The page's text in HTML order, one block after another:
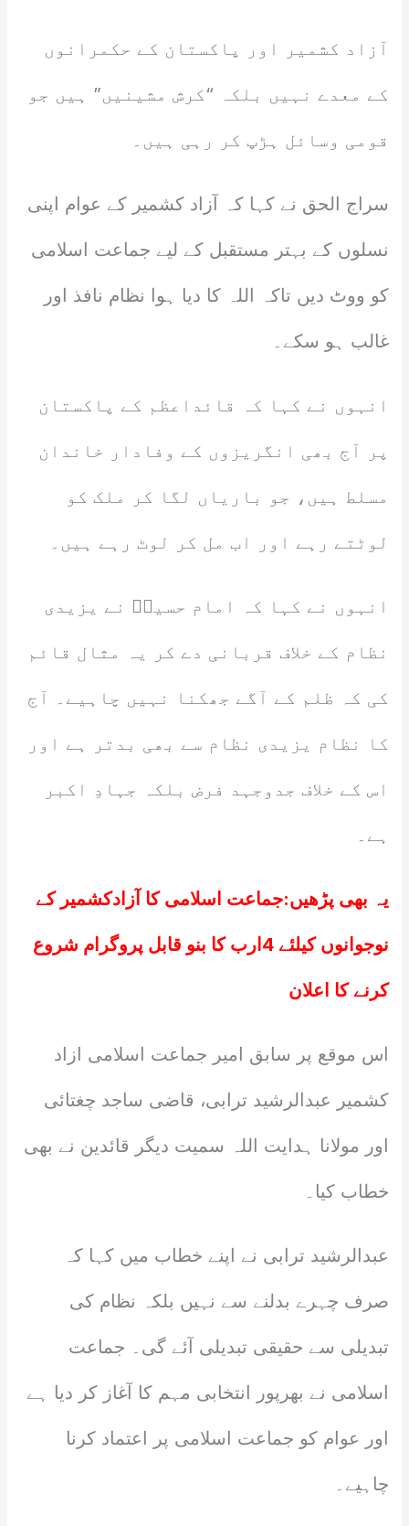
آزاد کشمیر اور پاکستان کے حکمرانوں
کے معدے نہیں بلکہ “کرش مشینیں” ہیں جو
قومی وسائل ہڑپ کر رہی ہیں۔
سراج الحق نے کہا کہ آزاد کشمیر کے عوام اپنی
نسلوں کے بہتر مستقبل کے لیے جماعت اسلامی
کو ووٹ دیں تاکہ اللہ کا دیا ہوا نظام نافذ اور
غالب ہو سکے۔
انہوں نے کہا کہ قائداعظم کے پاکستان
پر آج بھی انگریزوں کے وفادار خاندان
مسلط ہیں، جو باریاں لگا کر ملک کو
لوٹتے رہے اور اب مل کر لوٹ رہے ہیں۔
انہوں نے کہا کہ امام حسینؓ نے یزیدی
نظام کے خلاف قربانی دے کر یہ مثال قائم
کی کہ ظلم کے آگے جھکنا نہیں چاہیے۔ آج
کا نظام یزیدی نظام سے بھی بدتر ہے اور
اس کے خلاف جدوجہد فرض بلکہ جہادِ اکبر
ہے۔
یہ بھی پڑھیں:جماعت اسلامی کا آزادکشمیر کے
نوجوانوں کیلئے 4ارب کا بنو قابل پروگرام شروع
کرنے کا اعلان
اس موقع پر سابق امیر جماعت اسلامی ازاد
کشمیر عبدالرشید ترابی، قاضی ساجد چغتائی
اور مولانا ہدایت اللہ سمیت دیگر قائدین نے بھی
خطاب کیا۔
عبدالرشید ترابی نے اپنے خطاب میں کہا کہ
صرف چہرے بدلنے سے نہیں بلکہ نظام کی
تبدیلی سے حقیقی تبدیلی آئے گی۔ جماعت
اسلامی نے بھرپور انتخابی مہم کا آغاز کر دیا ہے
اور عوام کو جماعت اسلامی پر اعتماد کرنا
چاہیے۔